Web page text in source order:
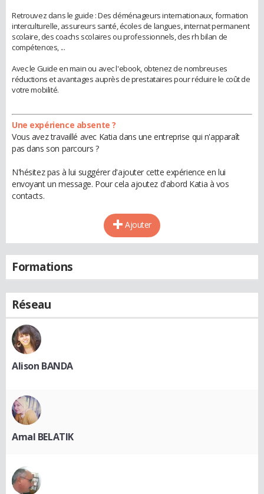
Retrouvez dans le guide : Des déménageurs internationaux, formation
interculturelle, assureurs santé, écoles de langues, internat permanent
scolaire, des coachs scolaires ou professionnels, des rh bilan de
compétences, ...
Avec le Guide en main ou avec l'ebook, obtenez de nombreuses
réductions et avantages auprès de prestataires pour réduire le coût de
votre mobilité.
Une expérience absente ?
Vous avez travaillé avec Katia dans une entreprise qui n'apparaît
pas dans son parcours ?
N'hésitez pas à lui suggérer d'ajouter cette expérience en lui
envoyant un message. Pour cela ajoutez d'abord Katia à vos
contacts.
Ajouter
Formations
Réseau
Alison BANDA
Amal BELATIK